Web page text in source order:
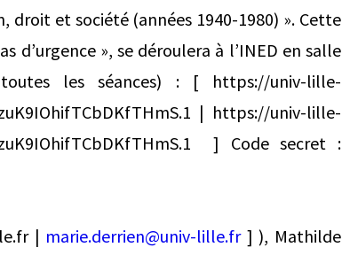
droit et société (années 1940-1980) ». Cette
d’urgence », se déroulera à l’INED en salle
les séances) : [ https://univ-lille-
| https://univ-lille-
] Code secret :
| marie.derrien@univ-lille.fr] ), Mathilde